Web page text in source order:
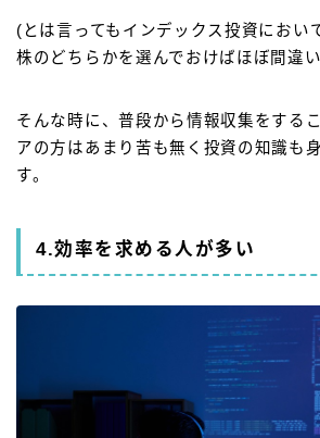
(とは言ってもインデックス投資におい
株のどちらかを選んでおけばほぼ間違
そんな時に、普段から情報収集をする
アの方はあまり苦も無く投資の知識も
す。
4.効率を求める人が多い